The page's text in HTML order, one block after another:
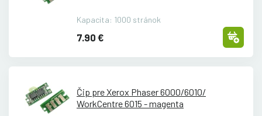
Kapacita: 1000 stránok
7.90 €
Čip pre Xerox Phaser 6000/6010/
WorkCentre 6015 - magenta